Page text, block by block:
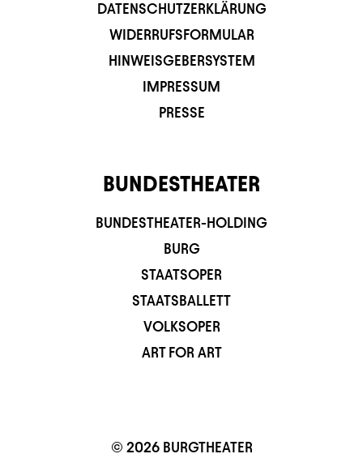
DATENSCHUTZERKLÄRUNG
WIDERRUFSFORMULAR
HINWEISGEBERSYSTEM
IMPRESSUM
PRESSE
BUNDESTHEATER
BUNDESTHEATER-HOLDING
BURG
STAATSOPER
STAATSBALLETT
VOLKSOPER
ART FOR ART
© 2026 BURGTHEATER